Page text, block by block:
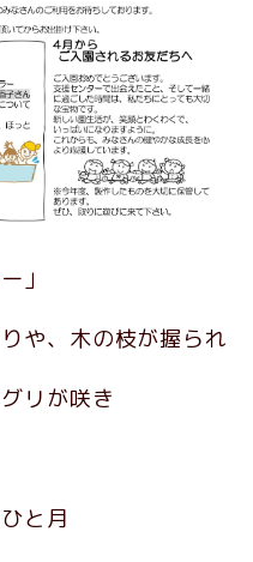
」
や、木の枝が握られ
リが咲き
と月